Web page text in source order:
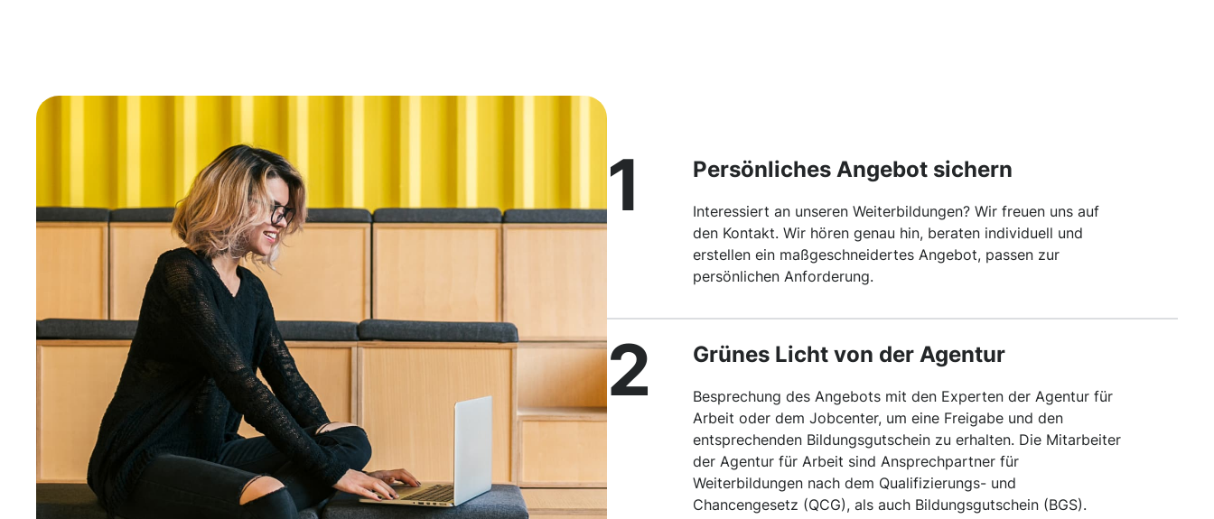
1 Persönliches Angebot sichern
Interessiert an unseren Weiterbildungen? Wir freuen uns auf
den Kontakt. Wir hören genau hin, beraten individuell und
erstellen ein maßgeschneidertes Angebot, passen zur
persönlichen Anforderung.
2 Grünes Licht von der Agentur
Besprechung des Angebots mit den Experten der Agentur für
Arbeit oder dem Jobcenter, um eine Freigabe und den
entsprechenden Bildungsgutschein zu erhalten. Die Mitarbeiter
der Agentur für Arbeit sind Ansprechpartner für
Weiterbildungen nach dem Qualifizierungs- und
Chancengesetz (QCG), als auch Bildungsgutschein (BGS).